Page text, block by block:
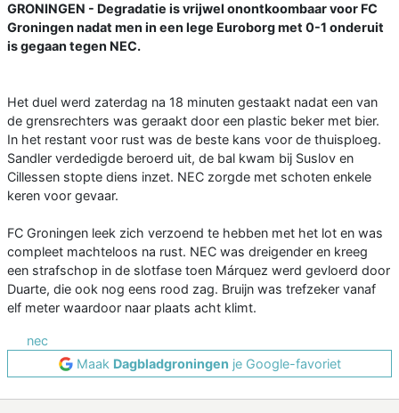
GRONINGEN - Degradatie is vrijwel onontkoombaar voor FC
Groningen nadat men in een lege Euroborg met 0-1 onderuit
is gegaan tegen NEC.
Het duel werd zaterdag na 18 minuten gestaakt nadat een van
de grensrechters was geraakt door een plastic beker met bier.
In het restant voor rust was de beste kans voor de thuisploeg.
Sandler verdedigde beroerd uit, de bal kwam bij Suslov en
Cillessen stopte diens inzet. NEC zorgde met schoten enkele
keren voor gevaar.
FC Groningen leek zich verzoend te hebben met het lot en was
compleet machteloos na rust. NEC was dreigender en kreeg
een strafschop in de slotfase toen Márquez werd gevloerd door
Duarte, die ook nog eens rood zag. Bruijn was trefzeker vanaf
elf meter waardoor naar plaats acht klimt.
nec
Maak Dagbladgroningen je Google-favoriet